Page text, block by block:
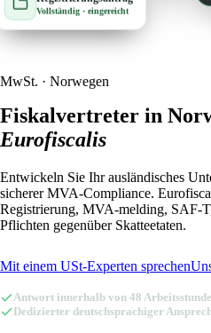
🇳🇴 Norwegen
🇵🇱
🇸🇪 Schweden
🇨🇭 Schweiz
🇪🇸 Spanien
🇬🇧 Vereinigtes Königreich
🇳🇱 Niederlande
🇵🇱 Polen
🇸🇪 Schweden
🇨🇭 Schweiz
🇨🇿 Tschechien
MwSt. · Norwegen
Fiskalvertreter in
Eurofiscalis
Entwickeln Sie Ihr ausländisches
sicherer MVA-Compliance.
Registrierung, MVA-melding, SAF-
Pflichten gegenüber Skatteetaten.
Mit einem USt-Experten sprechen
Antwort innerhalb von 48
Dedizierter deutschsprachiger
Vollständig · eingereicht